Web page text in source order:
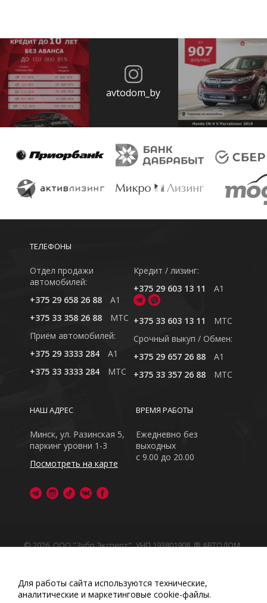
avtodom_by
ТЕЛЕФОНЫ
Отдел продажи
автомобилей:
+375 29 658 26 88
A1
+375 33 358 26 88
MTC
Приём автомобилей:
+375 29 3333 284
A1
+375 33 3333 284
MTC
Кредит / лизинг:
+375 29 603 13 11
A1
+375 33 603 13 11
MTC
Cрочный выкуп / Обмен:
+375 29 657 26 88
A1
+375 33 357 26 88
MTC
ВРЕМЯ РАБОТЫ
Ежедневно без
выходных
с 9.00 до 20.00
НАШ АДРЕС
Минск, ул. Разинская 5,
паркинг уровни 1-3
Посмотреть на карте
© 2026, ООО "Зубр Эксперт", УНП 193801908. ® АВТОДОМ
Обращаем Ваше внимание на то, что данный интернет-
сайт носит исключительно информационный характер
Любое использование либо копирование материалов
Для работы сайта используются технические,
аналитические и маркетинговые сооkіе-файлы.